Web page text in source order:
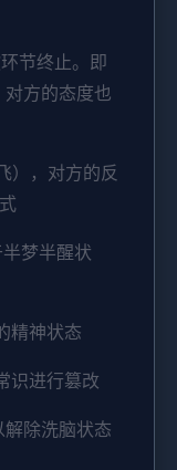
节终止。即
方的态度也
），对方的反
梦半醒状
精神状态
识进行篡改
除洗脑状态